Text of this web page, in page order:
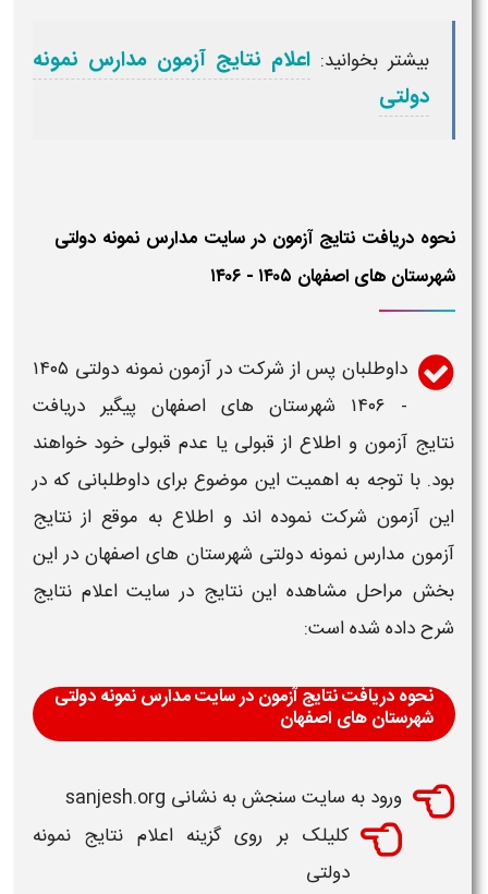
بیشتر بخوانید: اعلام نتایج آزمون مدارس نمونه
دولتی
نحوه دریافت نتایج آزمون در سایت مدارس نمونه دولتی
شهرستان های اصفهان ​​۱۴۰۵ - ۱۴۰۶​
داوطلبان پس از شرکت درآزمون نمونه دولتی ​​۱۴۰۵
- ۱۴۰۶​​​
شهرستان های اصفهان پیگیر دریافت
نتایج آزمون و اطلاع از قبولی یا عدم قبولی خود خواهند
بود. با توجه به اهمیت این موضوع برای داوطلبانی که در
این آزمون شرکت نموده اند و اطلاع به موقع ازنتایج
آزمون مدارس نمونه دولتی شهرستان های اصفهان در این
بخش مراحل مشاهده ایننتایجدر سایت اعلام نتایج
شرح داده شده است:
نحوه دریافت نتایج آزمون در سایت مدارس نمونه دولتی
شهرستان های اصفهان
ورود به سایت سنجش به نشانی sanjesh.org
کلیلک بر روی گزینه اعلام نتایج نمونه
دولتی